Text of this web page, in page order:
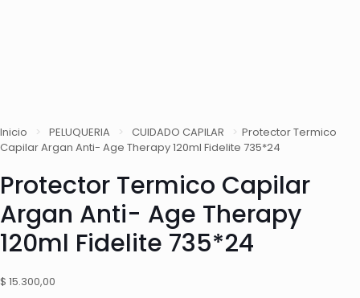
Inicio > PELUQUERIA > CUIDADO CAPILAR > Protector Termico
Capilar Argan Anti- Age Therapy 120ml Fidelite 735*24
Protector Termico Capilar
Argan Anti- Age Therapy
120ml Fidelite 735*24
$ 15.300,00